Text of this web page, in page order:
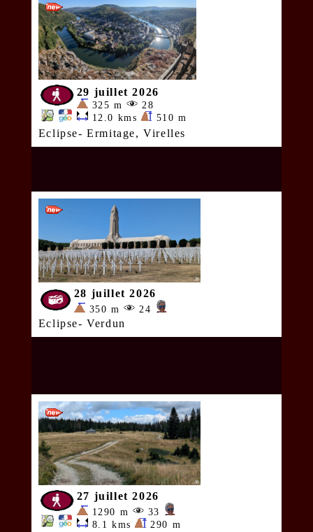
29 juillet 2026
325 m
28
12.0 kms
510 m
Eclipse- Ermitage, Virelles
28 juillet 2026
350 m 24
Eclipse- Verdun
27 juillet 2026
1290 m
33
8.1 kms
290 m